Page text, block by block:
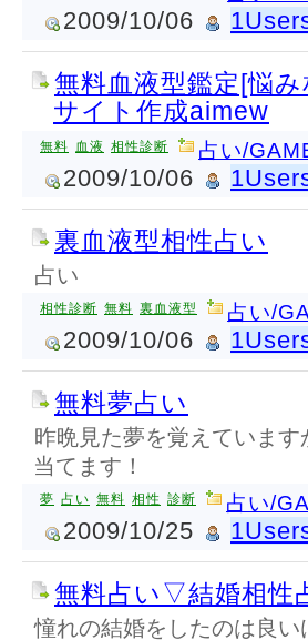
2009/10/06
無料血液型鑑定[悩
サイト作成aimew
無料 血液 相性診断 占い/
2009/10/06
裏血液型相性占い
占い
相性診断 無料 裏血液型 占い/
2009/10/06
無料夢占い
昨晩見た夢を覚えていま
当てます！
夢 占い 無料 相性 診断 占い/
2009/10/25
無料占い▽結婚相性
憧れの結婚をしたのは良